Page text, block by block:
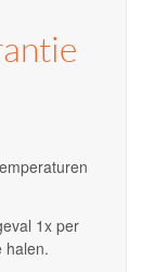
1x per
halen.